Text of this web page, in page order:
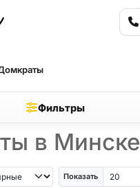
Фильтры
в Минске
Показать